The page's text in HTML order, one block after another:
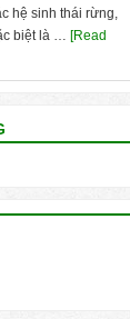
hệ sinh thái rừng,
biệt là … [Read